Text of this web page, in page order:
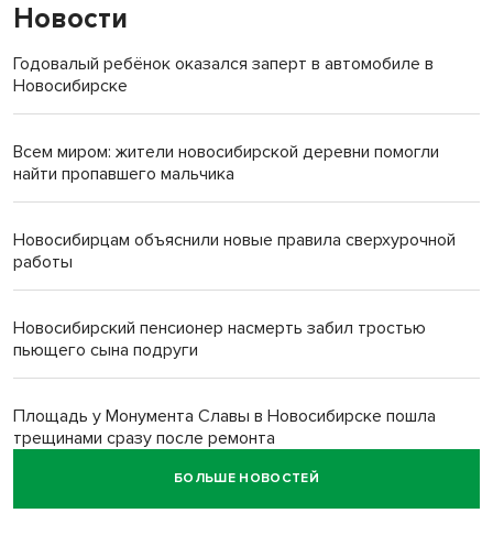
Новости
Годовалый ребёнок оказался заперт в автомобиле в
Новосибирске
Всем миром: жители новосибирской деревни помогли
найти пропавшего мальчика
Новосибирцам объяснили новые правила сверхурочной
работы
Новосибирский пенсионер насмерть забил тростью
пьющего сына подруги
Площадь у Монумента Славы в Новосибирске пошла
трещинами сразу после ремонта
Африканский врач поразил новосибирцев в травмпункте
БОЛЬШЕ НОВОСТЕЙ